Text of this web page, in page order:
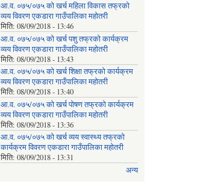
आ.व. ०७५/०७५ को खर्च महिला विकास तफ्रको
व्यय विवरण एकडारा गाउँपालिका महोतरी
मिति:08/09/2018 - 13:46
आ.व. ०७५/०७५ को खर्च पशु तफ्रको कार्यक्रम
व्यय विवरण एकडारा गाउँपालिका महोतरी
मिति:08/09/2018 - 13:43
आ.व. ०७५/०७५ को खर्च शिक्षा तफ्रको कार्यक्रम
व्यय विवरण एकडारा गाउँपालिका महोतरी
मिति:08/09/2018 - 13:40
आ.व. ०७५/०७५ को खर्च पोषण तफ्रको कार्यक्रम
व्यय विवरण एकडारा गाउँपालिका महोतरी
मिति:08/09/2018 - 13:36
आ.व. ०७५/०७५ को खर्च व्यय स्वास्थ्य तफ्रको
कार्यक्रम विवरण एकडारा गाउँपालिका महोतरी
मिति:08/09/2018 - 13:31
अन्य